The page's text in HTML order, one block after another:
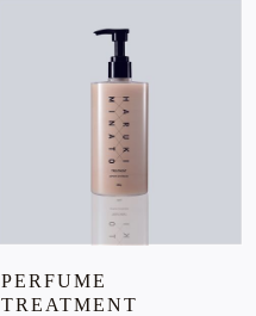
PERFUME
TREATMENT